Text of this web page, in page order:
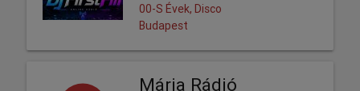
00-S Évek, Disco
Budapest
Mária Rádió